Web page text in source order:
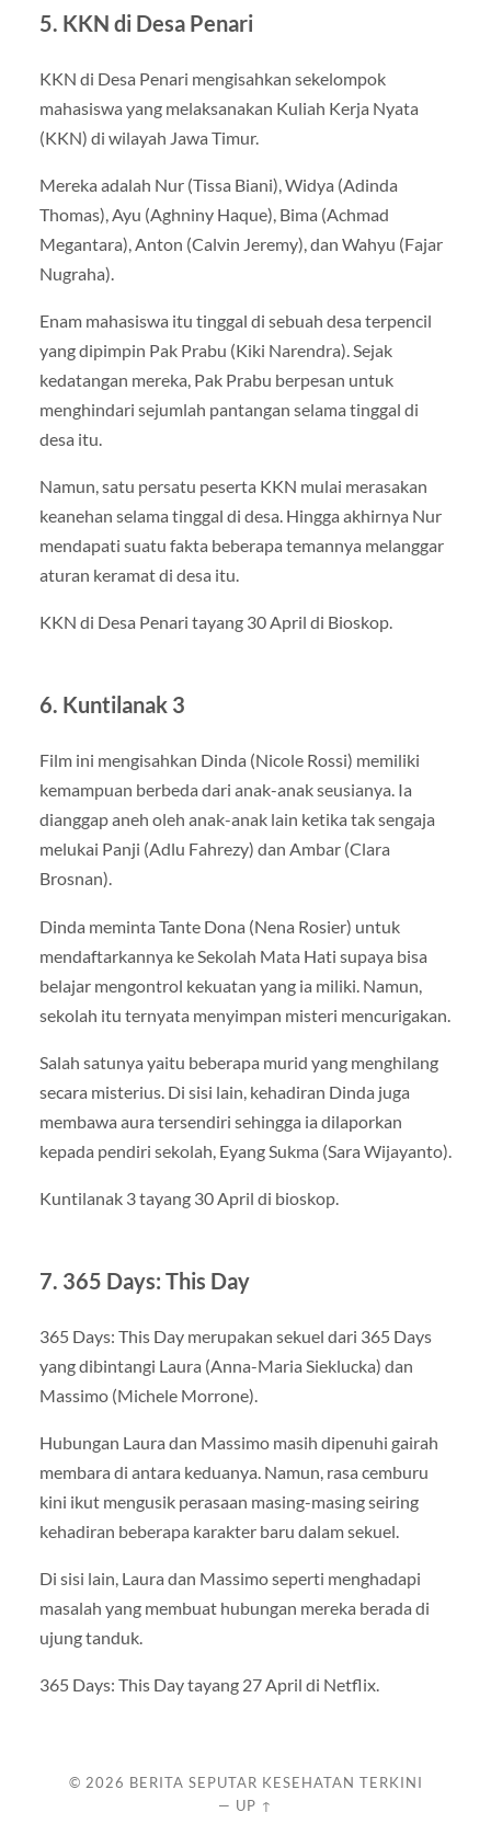
5. KKN di Desa Penari
KKN di Desa Penari mengisahkan sekelompok
mahasiswa yang melaksanakan Kuliah Kerja Nyata
(KKN) di wilayah Jawa Timur.
Mereka adalah Nur (Tissa Biani), Widya (Adinda
Thomas), Ayu (Aghniny Haque), Bima (Achmad
Megantara), Anton (Calvin Jeremy), dan Wahyu (Fajar
Nugraha).
Enam mahasiswa itu tinggal di sebuah desa terpencil
yang dipimpin Pak Prabu (Kiki Narendra). Sejak
kedatangan mereka, Pak Prabu berpesan untuk
menghindari sejumlah pantangan selama tinggal di
desa itu.
Namun, satu persatu peserta KKN mulai merasakan
keanehan selama tinggal di desa. Hingga akhirnya Nur
mendapati suatu fakta beberapa temannya melanggar
aturan keramat di desa itu.
KKN di Desa Penari tayang 30 April di Bioskop.
6. Kuntilanak 3
Film ini mengisahkan Dinda (Nicole Rossi) memiliki
kemampuan berbeda dari anak-anak seusianya. Ia
dianggap aneh oleh anak-anak lain ketika tak sengaja
melukai Panji (Adlu Fahrezy) dan Ambar (Clara
Brosnan).
Dinda meminta Tante Dona (Nena Rosier) untuk
mendaftarkannya ke Sekolah Mata Hati supaya bisa
belajar mengontrol kekuatan yang ia miliki. Namun,
sekolah itu ternyata menyimpan misteri mencurigakan.
Salah satunya yaitu beberapa murid yang menghilang
secara misterius. Di sisi lain, kehadiran Dinda juga
membawa aura tersendiri sehingga ia dilaporkan
kepada pendiri sekolah, Eyang Sukma (Sara Wijayanto).
Kuntilanak 3 tayang 30 April di bioskop.
7. 365 Days: This Day
365 Days: This Day merupakan sekuel dari 365 Days
yang dibintangi Laura (Anna-Maria Sieklucka) dan
Massimo (Michele Morrone).
Hubungan Laura dan Massimo masih dipenuhi gairah
membara di antara keduanya. Namun, rasa cemburu
kini ikut mengusik perasaan masing-masing seiring
kehadiran beberapa karakter baru dalam sekuel.
Di sisi lain, Laura dan Massimo seperti menghadapi
masalah yang membuat hubungan mereka berada di
ujung tanduk.
365 Days: This Day tayang 27 April di Netflix.
© 2026 BERITA SEPUTAR KESEHATAN TERKINI
— UP ↑